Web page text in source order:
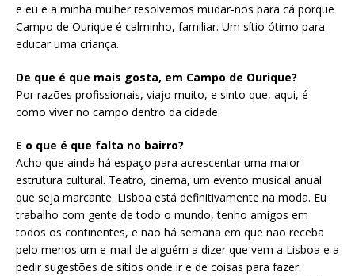
e eu e a minha mulher resolvemos mudar-nos para cá porque
Campo de Ourique é calminho, familiar. Um sítio ótimo para
educar uma criança.
De que é que mais gosta, em Campo de Ourique?
Por razões profissionais, viajo muito, e sinto que, aqui, é
como viver no campo dentro da cidade.
E o que é que falta no bairro?
Acho que ainda há espaço para acrescentar uma maior
estrutura cultural. Teatro, cinema, um evento musical anual
que seja marcante. Lisboa está definitivamente na moda. Eu
trabalho com gente de todo o mundo, tenho amigos em
todos os continentes, e não há semana em que não receba
pelo menos um e-mail de alguém a dizer que vem a Lisboa e a
pedir sugestões de sítios onde ir e de coisas para fazer.